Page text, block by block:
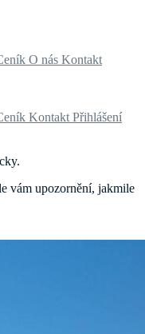
O nás Kontakt
Kontakt Přihlášení
vám upozornění, jakmile